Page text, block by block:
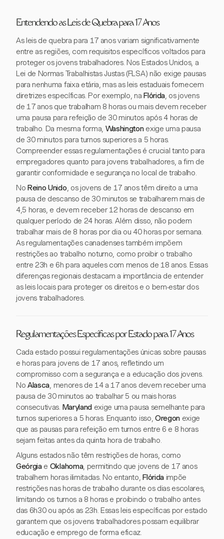
Entendendo as Leis de Quebra para 17 Anos
As leis de quebra para 17 anos variam significativamente
entre as regiões, com requisitos específicos voltados para
proteger os jovens trabalhadores. Nos Estados Unidos, a
Lei de Normas Trabalhistas Justas (FLSA) não exige pausas
para nenhuma faixa etária, mas as leis estaduais fornecem
diretrizes específicas. Por exemplo, naFlórida, os jovens
de 17 anos que trabalham 8 horas ou mais devem receber
uma pausa para refeição de 30 minutos após 4 horas de
trabalho. Da mesma forma, Washingtonexige uma pausa
de 30 minutos para turnos superiores a 5 horas.
Compreender essas regulamentações é crucial tanto para
empregadores quanto para jovens trabalhadores, a fim de
garantir conformidade e segurança no local de trabalho.
NoReino Unido, os jovens de 17 anos têm direito a uma
pausa de descanso de 30 minutos se trabalharem mais de
4,5 horas, e devem receber 12 horas de descanso em
qualquer período de 24 horas. Além disso, não podem
trabalhar mais de 8 horas por dia ou 40 horas por semana.
As regulamentações canadenses também impõem
restrições ao trabalho noturno, como proibir o trabalho
entre 23h e 6h para aqueles com menos de 18 anos. Essas
diferenças regionais destacam a importância de entender
as leis locais para proteger os direitos e o bem-estar dos
jovens trabalhadores.
Regulamentações Específicas por Estado para 17 Anos
Cada estado possui regulamentações únicas sobre pausas
e horas para jovens de 17 anos, refletindo um
compromisso com a segurança e a educação dos jovens.
NoAlasca, menores de 14 a 17 anos devem receber uma
pausa de 30 minutos ao trabalhar 5 ou mais horas
consecutivas. Marylandexige uma pausa semelhante para
turnos superiores a 5 horas. Enquanto isso, Oregon exige
que as pausas para refeição em turnos entre 6 e 8 horas
sejam feitas antes da quinta hora de trabalho.
Alguns estados não têm restrições de horas, como
Geórgiae Oklahoma, permitindo que jovens de 17 anos
trabalhem horas ilimitadas. No entanto,Flóridaimpõe
restrições nas horas de trabalho durante os dias escolares,
limitando os turnos a 8 horas e proibindo o trabalho antes
das 6h30 ou após as 23h. Essas leis específicas por estado
garantem que os jovens trabalhadores possam equilibrar
educação e emprego de forma eficaz.